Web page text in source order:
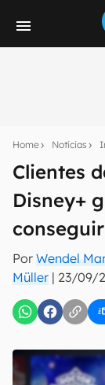
Home Notícias
Clientes
Disney+
conseguir
Por Wendel
Müller | 23/09/
notícias e
mão.
E-mail
Confirmo
Uso e